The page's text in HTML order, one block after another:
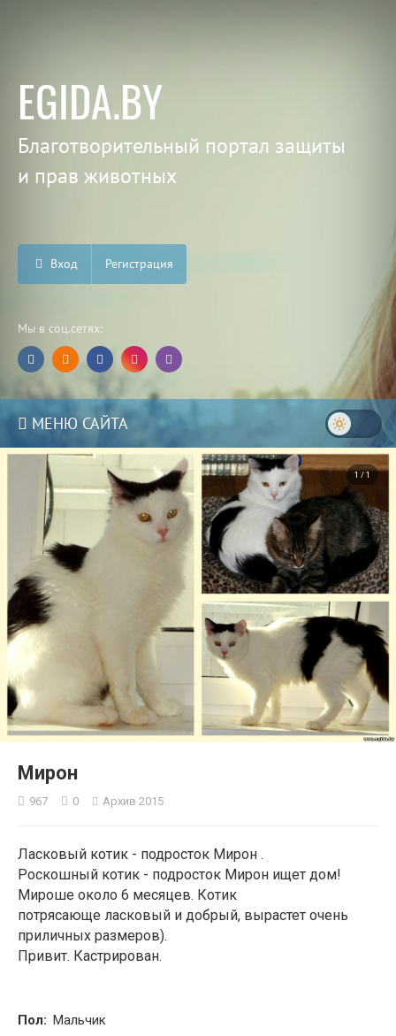
EGIDA.BY
Благотворительный портал защиты
и прав животных
Вход Регистрация
Мы в соц.сетях:
МЕНЮ САЙТА
1 / 1
Мирон
967 0 Архив 2015
Ласковый котик - подросток Мирон .
Роскошный котик - подросток Мирон ищет дом!
Мироше около 6 месяцев. Котик
потрясающе ласковый и добрый, вырастет очень
приличных размеров).
Привит. Кастрирован.
Пол: Мальчик